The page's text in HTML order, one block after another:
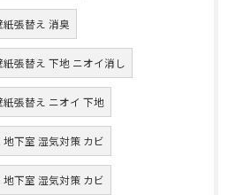
紙張替え 消臭
紙張替え 下地 ニオイ消し
紙張替え ニオイ 下地
地下室 湿気対策 カビ
地下室 湿気対策 カビ